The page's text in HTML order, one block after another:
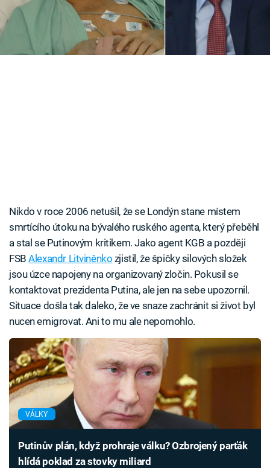
Časopis
Sledujte prima+
Nikdo v roce 2006 netušil, že se Londýn stane místem
smrtícího útoku na bývalého ruského agenta, který přeběhl
a stal se Putinovým kritikem. Jako agent KGB a později
FSBAlexandr Litviněnko zjistil, že špičky silových složek
jsou úzce napojeny na organizovaný zločin. Pokusil se
kontaktovat prezidenta Putina, ale jen na sebe upozornil.
Situace došla tak daleko, že ve snaze zachránit si život byl
nucen emigrovat. Ani to mu ale nepomohlo.
VÁLKY
Putinův plán, když prohraje válku? Ozbrojený parťák
hlídá poklad za stovky miliard